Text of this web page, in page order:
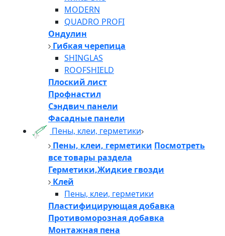
MODERN
QUADRO PROFI
Ондулин
Гибкая черепица
SHINGLAS
ROOFSHIELD
Плоский лист
Профнастил
Сэндвич панели
Фасадные панели
Пены, клеи, герметики
Пены, клеи, герметики Посмотреть
все товары раздела
Герметики,Жидкие гвозди
Клей
Пены, клеи, герметики
Пластифицирующая добавка
Противоморозная добавка
Монтажная пена